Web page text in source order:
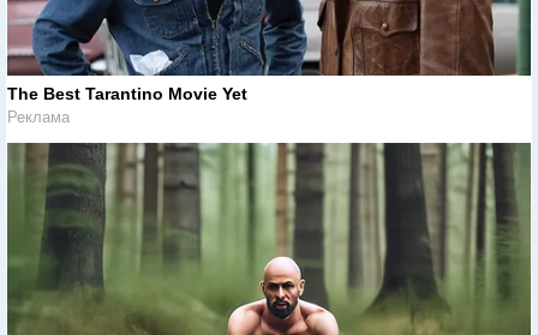
The Best Tarantino Movie Yet
Реклама